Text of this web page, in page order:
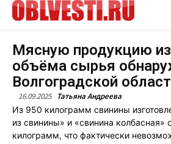
Мясную продукцию из
объёма сырья
Волгоградской
16.09.2025 Татьяна Андреева
Из 950 килограмм свинины
из свинины» и «свинина
килограмм, что фактически